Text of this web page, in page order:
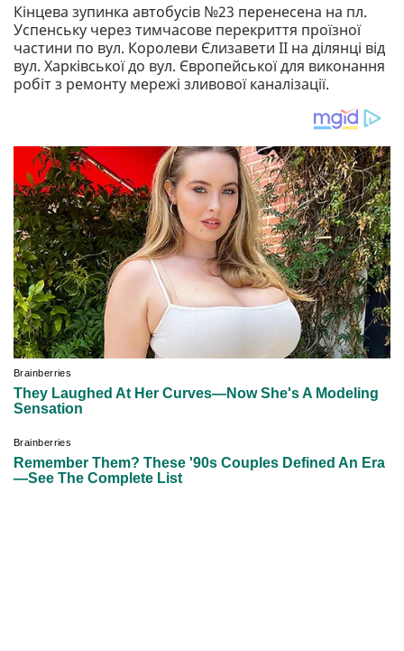
Кінцева зупинка автобусів №23 перенесена на пл.
Успенську через тимчасове перекриття проїзної
частини по вул. Королеви Єлизавети II на ділянці від
вул. Харківської до вул. Європейської для виконання
робіт з ремонту мережі зливової каналізації.